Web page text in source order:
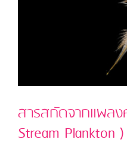
สารสกัดจากแพลง
Stream Plankton )